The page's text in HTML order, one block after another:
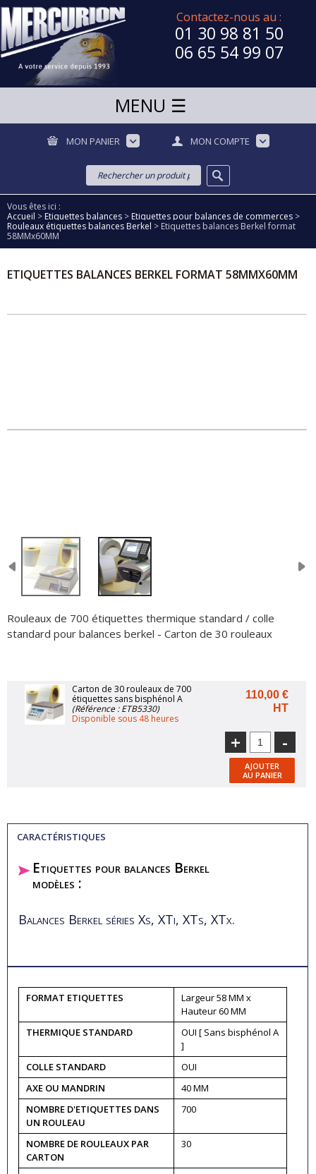
Contactez-nous au :
01 30 98 81 50
06 65 54 99 07
MON PANIER MON COMPTE
Vous êtes ici :
Accueil > Etiquettes balances > Etiquettes pour balances de commerces >
Rouleaux étiquettes balances Berkel > Etiquettes balances Berkel format
58MMx60MM
ETIQUETTES BALANCES BERKEL FORMAT 58MMX60MM
Rouleaux de 700 étiquettes thermique standard / colle
standard pour balances berkel - Carton de 30 rouleaux
Carton de 30 rouleaux de 700
étiquettes sans bisphénol A
(Référence : ETB5330)
Disponible sous 48 heures
110,00 €
HT
+ -
AJOUTER
AU PANIER
CARACTÉRISTIQUES
Etiquettes pour balances Berkel
modèles :
Balances Berkel séries Xs, XTi, XTs, XTx.
FORMAT ETIQUETTES
Largeur 58 MM x
Hauteur 60 MM
THERMIQUE STANDARD
OUI [ Sans bisphénol A
]
COLLE STANDARD
OUI
AXE OU MANDRIN
40 MM
NOMBRE D'ETIQUETTES DANS
UN ROULEAU
700
NOMBRE DE ROULEAUX PAR
CARTON
30